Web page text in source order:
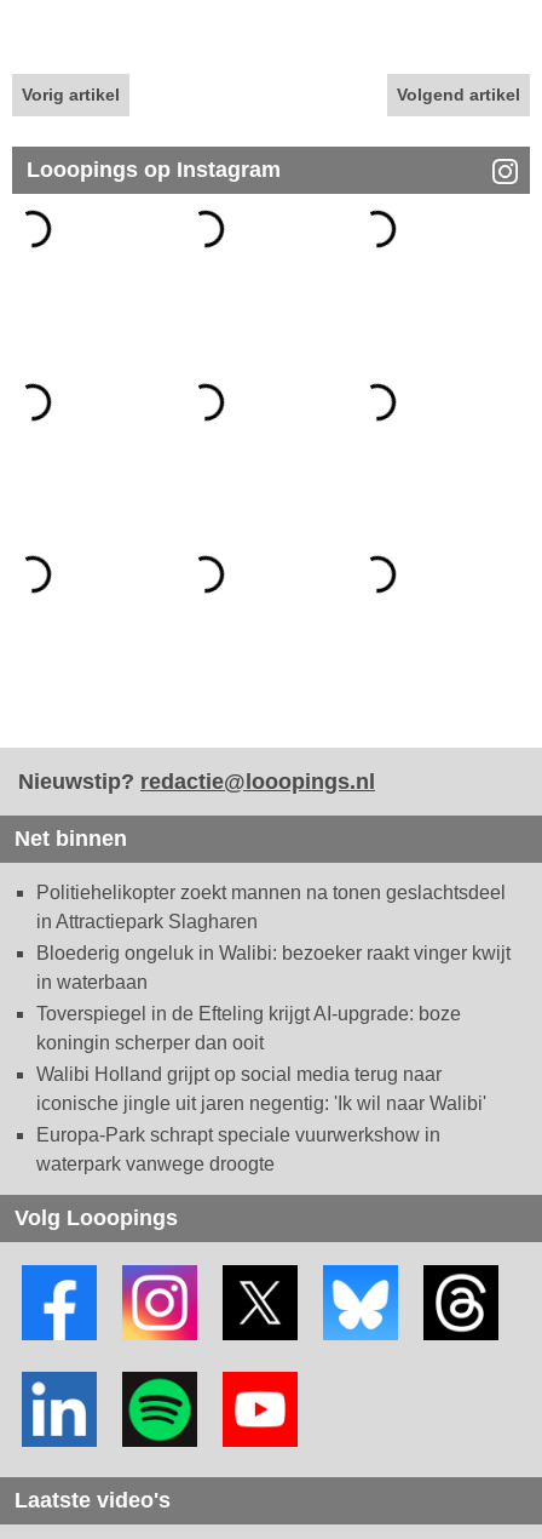
Vorig artikel Volgend artikel
Looopings op Instagram
Nieuwstip? redactie@looopings.nl
Net binnen
Politiehelikopter zoekt mannen na tonen geslachtsdeel
in Attractiepark Slagharen
Bloederig ongeluk in Walibi: bezoeker raakt vinger kwijt
in waterbaan
Toverspiegel in de Efteling krijgt AI-upgrade: boze
koningin scherper dan ooit
Walibi Holland grijpt op social media terug naar
iconische jingle uit jaren negentig: 'Ik wil naar Walibi'
Europa-Park schrapt speciale vuurwerkshow in
waterpark vanwege droogte
Volg Looopings
Laatste video's